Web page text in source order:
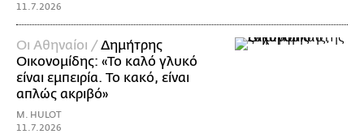
11.7.2026
Οι Αθηναίοι /Δημήτρης
Οικονομίδης: «Το καλό γλυκό
είναι εμπειρία. Το κακό, είναι
απλώς ακριβό»
M. HULOT
11.7.2026